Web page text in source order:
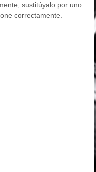
sustitúyalo por uno
correctamente.